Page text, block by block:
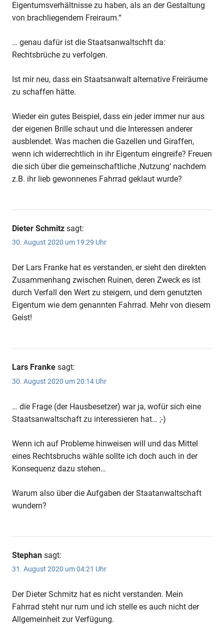
Eigentumsverhältnisse zu haben, als an der Gestaltung
von brachliegendem Freiraum.“
… genau dafür ist die Staatsanwaltschft da:
Rechtsbrüche zu verfolgen.
Ist mir neu, dass ein Staatsanwalt alternative Freiräume
zu schaffen hätte.
Wieder ein gutes Beispiel, dass ein jeder immer nur aus
der eigenen Brille schaut und die Interessen anderer
ausblendet. Was machen die Gazellen und Giraffen,
wenn ich widerrechtlich in ihr Eigentum eingreife? Freuen
die sich über die gemeinschaftliche ‚Nutzung‘ nachdem
z.B. ihr lieb gewonnenes Fahrrad geklaut wurde?
Dieter Schmitz sagt:
30. August 2020 um 19:29 Uhr
Der Lars Franke hat es verstanden, er sieht den direkten
Zusammenhang zwischen Ruinen, deren Zweck es ist
durch Verfall den Wert zu steigern, und dem genutzten
Eigentum wie dem genannten Fahrrad. Mehr von diesem
Geist!
Lars Franke sagt:
30. August 2020 um 20:14 Uhr
… die Frage (der Hausbesetzer) war ja, wofür sich eine
Staatsanwaltschaft zu interessieren hat… ;-)
Wenn ich auf Probleme hinweisen will und das Mittel
eines Rechtsbruchs wähle sollte ich doch auch in der
Konsequenz dazu stehen…
Warum also über die Aufgaben der Staatanwaltschaft
wundern?
Stephan sagt:
31. August 2020 um 04:21 Uhr
Der Dieter Schmitz hat es nicht verstanden. Mein
Fahrrad steht nur rum und ich stelle es auch nicht der
Allgemeinheit zur Verfügung.